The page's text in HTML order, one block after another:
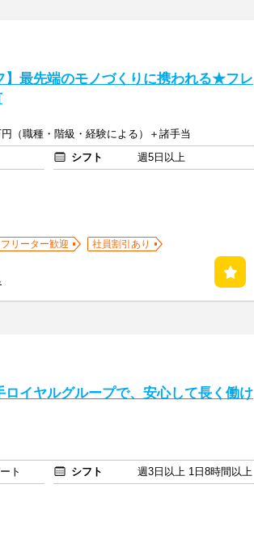
】最先端のモノづくりに携われる★フレ
（職種・階級・経験による）＋諸手当
シフト
週5日以上
フリーター歓迎
社員割引あり
ロイヤルグループで、安心して長く働け
ト シフト
週3日以上 1日8時間以上